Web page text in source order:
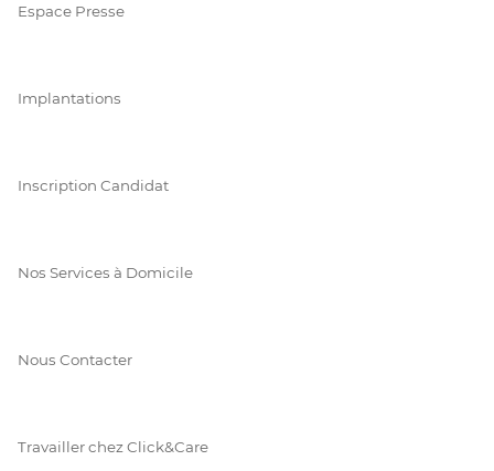
Espace Presse
Implantations
Inscription Candidat
Nos Services à Domicile
Nous Contacter
Travailler chez Click&Care